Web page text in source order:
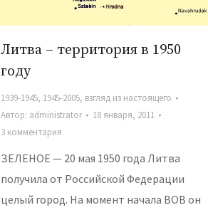
Литва – территория в 1950
году
1939-1945, 1945-2005, взгляд из настоящего
Автор: administrator
18 января, 2011
3 комментария
ЗЕЛЕНОЕ — 20 мая 1950 года Литва
получила от Российской Федерации
целый город. На момент начала ВОВ он